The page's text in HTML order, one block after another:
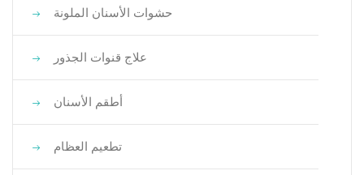
حشوات الأسنان الملونة
علاج قنوات الجذور
أطقم الأسنان
تطعيم العظام